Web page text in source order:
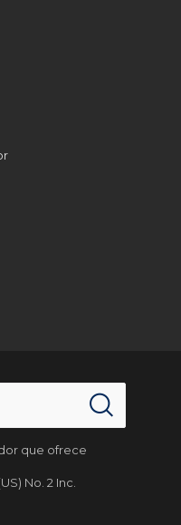
que ofrece
No. 2 Inc.